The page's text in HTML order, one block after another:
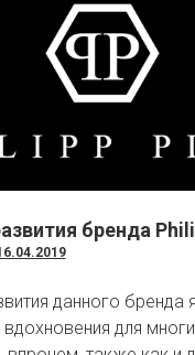
как
выбрать
на
чем
показывать
фильм?
бренда
данного бренда
вдохновения для